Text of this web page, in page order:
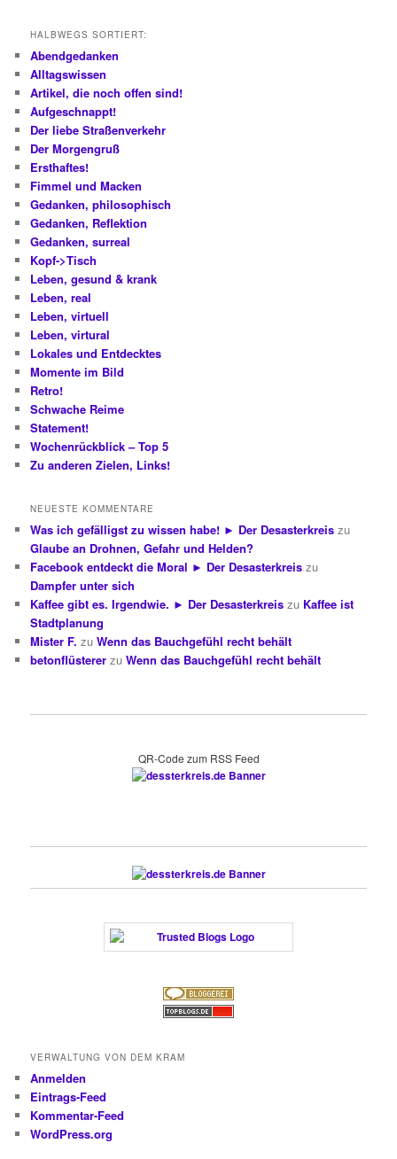
HALBWEGS SORTIERT:
Abendgedanken
Alltagswissen
Artikel, die noch offen sind!
Aufgeschnappt!
Der liebe Straßenverkehr
Der Morgengruß
Ersthaftes!
Fimmel und Macken
Gedanken, philosophisch
Gedanken, Reflektion
Gedanken, surreal
Kopf->Tisch
Leben, gesund & krank
Leben, real
Leben, virtuell
Leben, virtural
Lokales und Entdecktes
Momente im Bild
Retro!
Schwache Reime
Statement!
Wochenrückblick – Top 5
Zu anderen Zielen, Links!
NEUESTE KOMMENTARE
Was ich gefälligst zu wissen habe! ► Der Desasterkreis zu
Glaube an Drohnen, Gefahr und Helden?
Facebook entdeckt die Moral ► Der Desasterkreis zu
Dampfer unter sich
Kaffee gibt es. Irgendwie. ► Der Desasterkreis zu Kaffee ist
Stadtplanung
Mister F. zuWenn das Bauchgefühl recht behält
betonflüsterer zuWenn das Bauchgefühl recht behält
QR-Code zum RSS Feed
VERWALTUNG VON DEM KRAM
Anmelden
Eintrags-Feed
Kommentar-Feed
WordPress.org